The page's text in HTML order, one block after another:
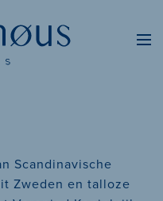
Scandinavische
Zweden en talloze